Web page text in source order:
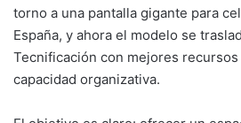
torno a una pantalla gigante para
España, y ahora el modelo se
Tecnificación con mejores
capacidad organizativa.